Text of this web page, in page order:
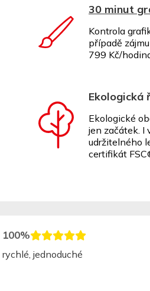
30 minut
Kontrola
případě
799 Kč/
Ekologická
Ekologické
jen začátek. I
udržitelného
certifikát
100%
rychlé, jednoduché